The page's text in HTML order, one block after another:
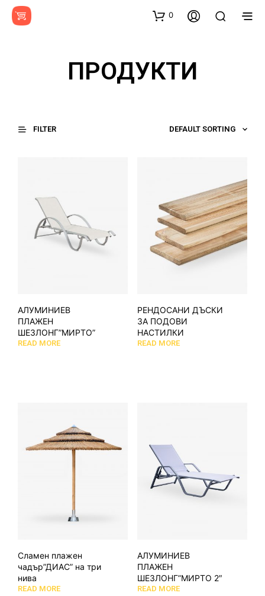
0
ПРОДУКТИ
FILTER
АЛУМИНИЕВ
ПЛАЖЕН
ШЕЗЛОНГ”МИРТО”
READ MORE
РЕНДОСАНИ ДЪСКИ
ЗА ПОДОВИ
НАСТИЛКИ
READ MORE
Сламен плажен
чадър”ДИАС” на три
нива
READ MORE
АЛУМИНИЕВ
ПЛАЖЕН
ШЕЗЛОНГ”МИРТО 2″
READ MORE